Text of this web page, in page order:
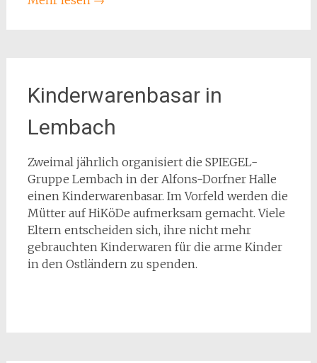
Kinderwarenbasar in
Lembach
Zweimal jährlich organisiert die SPIEGEL-
Gruppe Lembach in der Alfons-Dorfner Halle
einen Kinderwarenbasar. Im Vorfeld werden die
Mütter auf HiKöDe aufmerksam gemacht. Viele
Eltern entscheiden sich, ihre nicht mehr
gebrauchten Kinderwaren für die arme Kinder
in den Ostländern zu spenden.